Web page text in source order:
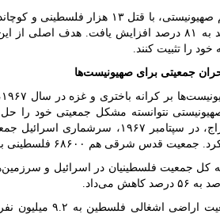
یهودیان از ۳۰ درصد به ۸۱ درصد افزایش یافت.
خود را تثبیت کنند.
جمعیتی برای صهیونیست‌ها
نتوانسته مشکل جمعیتی خود را حل